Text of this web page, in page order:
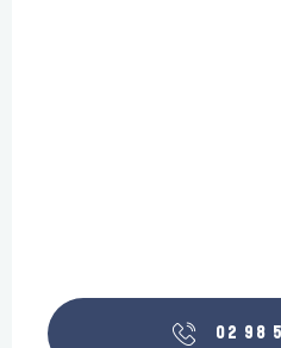
02 98